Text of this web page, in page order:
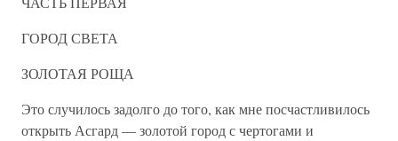
ГОРОД СВЕТА
ЗОЛОТАЯ РОЩА
Это случилось задолго до того, как мне посчастливилось
открыть Асгард — золотой город с чертогами и